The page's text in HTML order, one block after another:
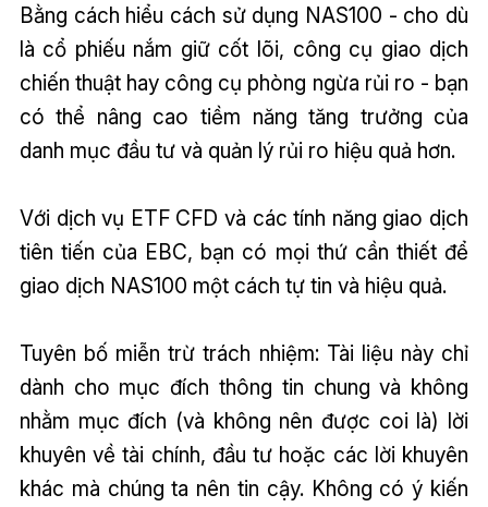
Bằng cách hiểu cách sử dụng NAS100 - cho dù
là cổ phiếu nắm giữ cốt lõi, công cụ giao dịch
chiến thuật hay công cụ phòng ngừa rủi ro - bạn
có thể nâng cao tiềm năng tăng trưởng của
danh mục đầu tư và quản lý rủi ro hiệu quả hơn.
Với dịch vụ ETF CFD và các tính năng giao dịch
tiên tiến của EBC, bạn có mọi thứ cần thiết để
giao dịch NAS100 một cách tự tin và hiệu quả.
Tuyên bố miễn trừ trách nhiệm: Tài liệu này chỉ
dành cho mục đích thông tin chung và không
nhằm mục đích (và không nên được coi là) lời
khuyên về tài chính, đầu tư hoặc các lời khuyên
khác mà chúng ta nên tin cậy. Không có ý kiến